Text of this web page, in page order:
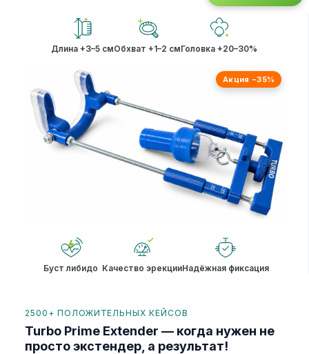
Длина +3–5 смОбхват +1–2 смГоловка +20–30%
Акция −35%
Буст либидо Качество эрекцииНадёжная фиксация
2500+ ПОЛОЖИТЕЛЬНЫХ КЕЙСОВ
Turbo Prime Extender — когда нужен не
просто экстендер, а результат!